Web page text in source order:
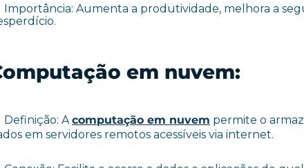
Importância: Aumenta a produtividade, melhora a
em nuvem:
Definição: A computação em nuvem permite o
em servidores remotos acessíveis via internet.